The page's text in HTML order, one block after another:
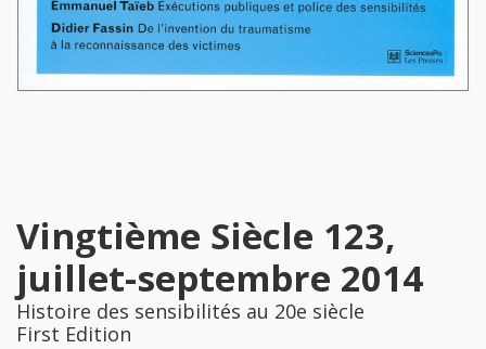
Vingtième Siècle 123,
juillet-septembre 2014
Histoire des sensibilités au 20e siècle
First Edition